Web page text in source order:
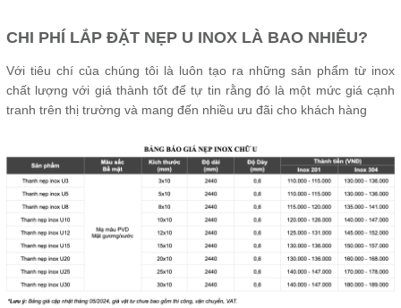
CHI PHÍ LẮP ĐẶT NẸP U INOX LÀ BAO NHIÊU?
Với tiêu chí của chúng tôi là luôn tạo ra những sản phẩm từ inox
chất lượng với giá thành tốt để tự tin rằng đó là một mức giá cạnh
tranh trên thị trường và mang đến nhiều ưu đãi cho khách hàng